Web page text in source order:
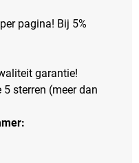
pagina! Bij 5%
garantie!
sterren (meer dan